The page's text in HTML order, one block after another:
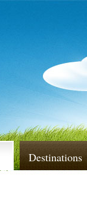
Destinations